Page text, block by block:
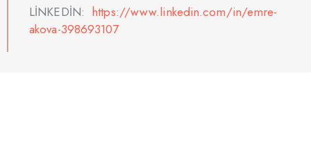
LİNKEDİN: https://www.linkedin.com/in/emre-
akova-398693107